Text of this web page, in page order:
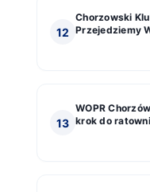
12
Chorzowski
Przejedziemy
13
WOPR
krok do